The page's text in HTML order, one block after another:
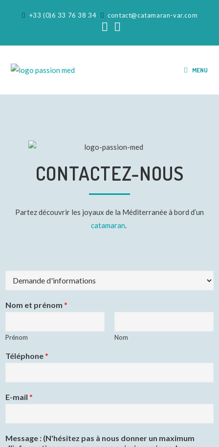
+33 (0)6 33 76 38 34 contact@catamaran-var.com
MENU
CONTACTEZ-NOUS
Partez découvrir les joyaux de la Méditerranée à bord d’un
catamaran.
e
d
d
m
a
d
*
Nom et prénom *
Prénom Nom
Téléphone*
E-mail *
Message : (N'hésitez pas à nous donner un maximum